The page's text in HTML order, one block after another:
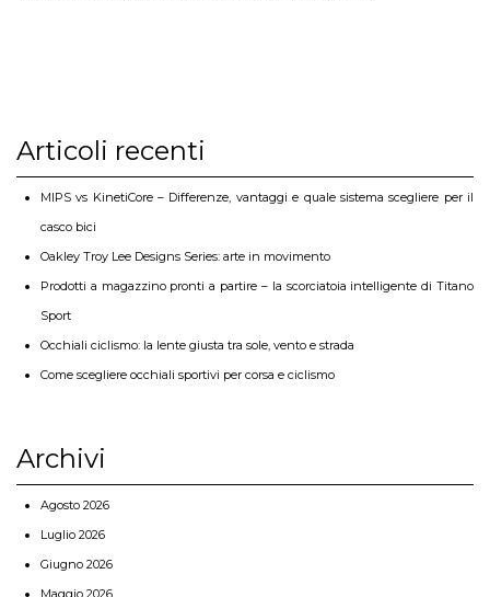
Articoli recenti
MIPS vs KinetiCore – Differenze, vantaggi e quale sistema scegliere per il
casco bici
Oakley Troy Lee Designs Series: arte in movimento
Prodotti a magazzino pronti a partire – la scorciatoia intelligente di Titano
Sport
Occhiali ciclismo: la lente giusta tra sole, vento e strada
Come scegliere occhiali sportivi per corsa e ciclismo
Archivi
Agosto 2026
Luglio 2026
Giugno 2026
Maggio 2026